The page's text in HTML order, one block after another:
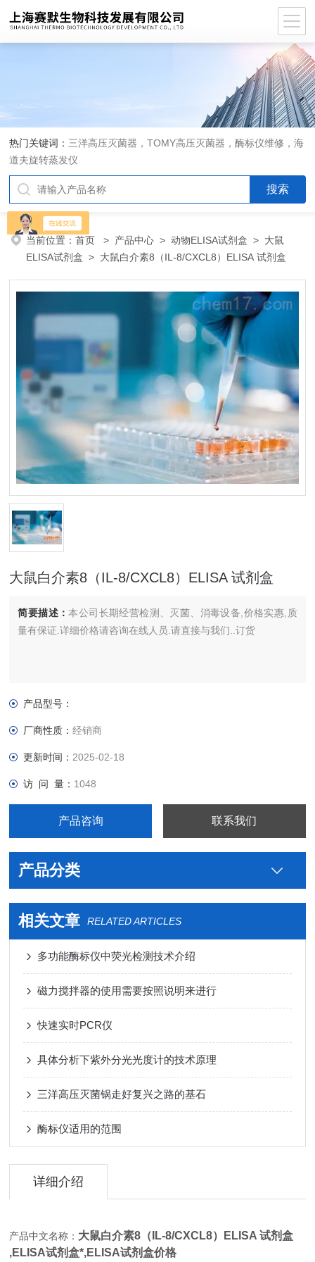
热门关键词： 三洋高压灭菌器，TOMY高压灭菌器，酶标仪维修，海
道夫旋转蒸发仪
当前位置：首页 > 产品中心 >动物ELISA试剂盒 > 大鼠
ELISA试剂盒 > 大鼠白介素8（IL-8/CXCL8）ELISA 试剂盒
大鼠白介素8（IL-8/CXCL8）ELISA 试剂盒
简要描述：本公司长期经营检测、灭菌、消毒设备,价格实惠,质
量有保证.详细价格请咨询在线人员.请直接与我们..订货
产品型号：
厂商性质：经销商
更新时间： 2025-02-18
访 问 量： 1048
产品咨询 联系我们
产品分类
相关文章 RELATED ARTICLES
多功能酶标仪中荧光检测技术介绍
磁力搅拌器的使用需要按照说明来进行
快速实时PCR仪
具体分析下紫外分光光度计的技术原理
三洋高压灭菌锅走好复兴之路的基石
酶标仪适用的范围
详细介绍
产品中文名称： 大鼠白介素8（IL-8/CXCL8）ELISA 试剂盒
,ELISA试剂盒*,ELISA试剂盒价格